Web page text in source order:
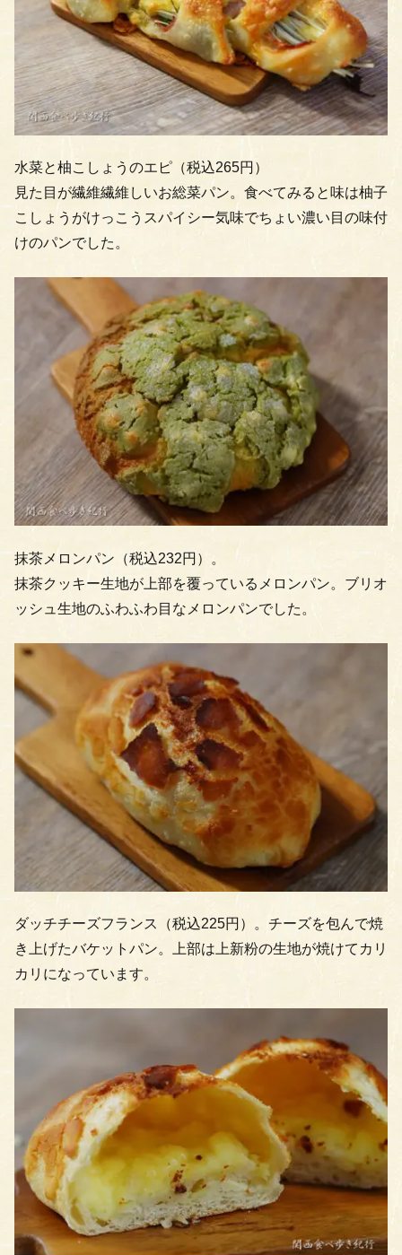
水菜と柚こしょうのエピ（税込265円）
見た目が繊維繊維しいお総菜パン。食べてみると味は柚子
こしょうがけっこうスパイシー気味でちょい濃い目の味付
けのパンでした。
抹茶メロンパン（税込232円）。
抹茶クッキー生地が上部を覆っているメロンパン。ブリオ
ッシュ生地のふわふわ目なメロンパンでした。
ダッチチーズフランス（税込225円）。チーズを包んで焼
き上げたバケットパン。上部は上新粉の生地が焼けてカリ
カリになっています。